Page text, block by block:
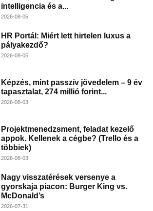
intelligencia és a...
2026-08-05
HR Portál: Miért lett hirtelen luxus a
pályakezdő?
2026-08-05
Képzés, mint passzív jövedelem – 9 év
tapasztalat, 274 millió forint...
2026-08-03
Projektmenedzsment, feladat kezelő
appok. Kellenek a cégbe? (Trello és a
többiek)
2026-08-03
Nagy visszatérések versenye a
gyorskaja piacon: Burger King vs.
McDonald’s
2026-07-31